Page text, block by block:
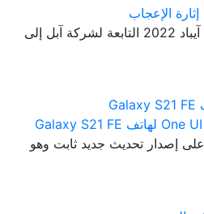
تم طرح مجموعة من أجهزة آيباد 2022 التابعة لشركة آبل إلى
تعمل سامسونج Samsung على إصدار تحديث جديد ثابت وهو